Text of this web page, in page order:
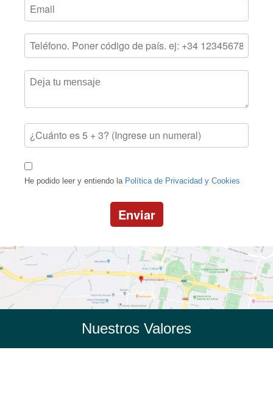
He podido leer y entiendo la Política de Privacidad y Cookies
Enviar
Nuestros Valores